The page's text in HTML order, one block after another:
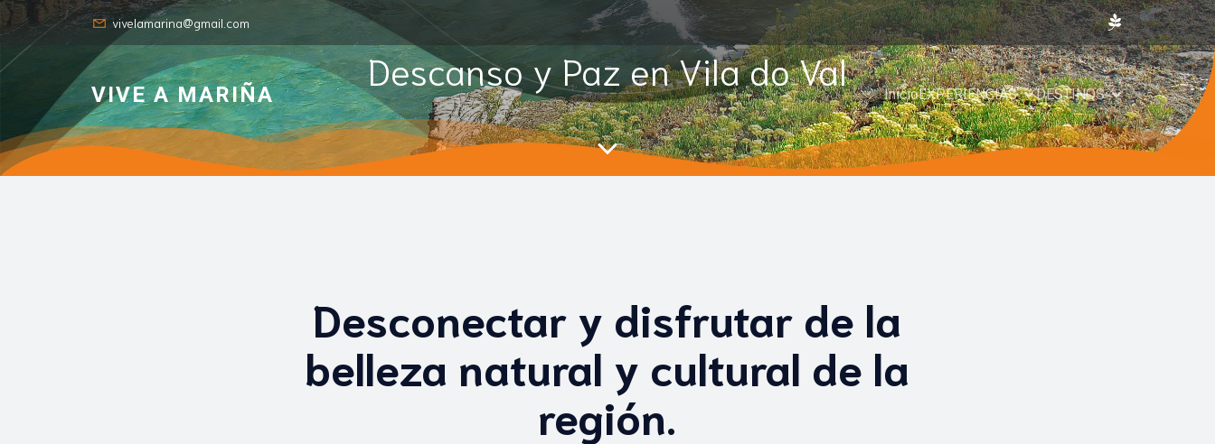
vivelamarina@gmail.com
VIVE A MARIÑA InicioEXPERIENCIAS DESTINOS
Descanso y Paz en Vila do Val
Desconectar y disfrutar de la
belleza natural y cultural de la
región.